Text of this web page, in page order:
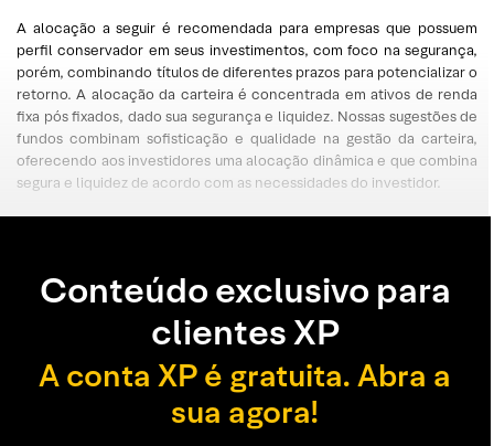
A alocação a seguir é recomendada para empresas que possuem
perfil conservador em seus investimentos, com foco na segurança,
porém, combinando títulos de diferentes prazos para potencializar o
retorno. A alocação da carteira é concentrada em ativos de renda
fixa pós fixados, dado sua segurança e liquidez. Nossas sugestões de
fundos combinam sofisticação e qualidade na gestão da carteira,
oferecendo aos investidores uma alocação dinâmica e que combina
segura e liquidez de acordo com as necessidades do investidor.
Conteúdo exclusivo para
clientes XP
A conta XP é gratuita. Abra a
sua agora!